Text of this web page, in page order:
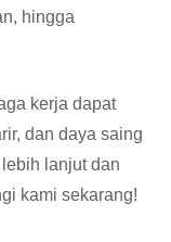
hingga
kerja dapat
dan daya saing
lanjut dan
kami sekarang!